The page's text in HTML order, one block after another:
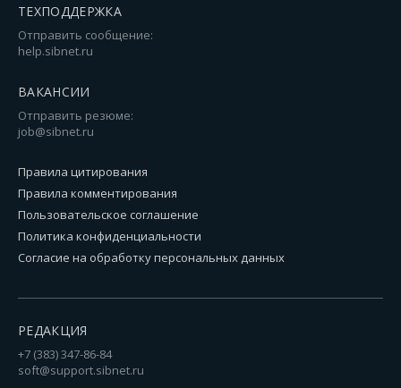
ТЕХПОДДЕРЖКА
Отправить сообщение:
help.sibnet.ru
ВАКАНСИИ
Отправить резюме:
job@sibnet.ru
Правила цитирования
Правила комментирования
Пользовательское соглашение
Политика конфиденциальности
Согласие на обработку персональных данных
РЕДАКЦИЯ
+7 (383) 347-86-84
soft@support.sibnet.ru